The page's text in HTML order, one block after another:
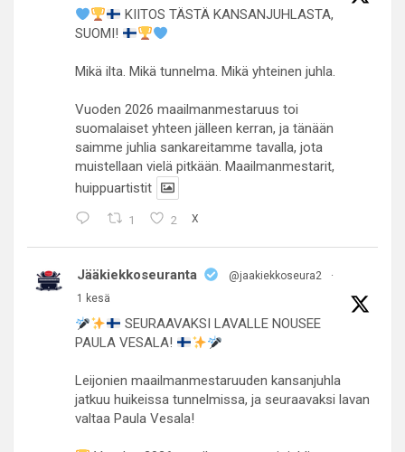
KIITOS TÄSTÄ KANSANJUHLASTA,
SUOMI!
Mikä ilta. Mikä tunnelma. Mikä yhteinen juhla.
Vuoden 2026 maailmanmestaruus toi
suomalaiset yhteen jälleen kerran, ja tänään
saimme juhlia sankareitamme tavalla, jota
muistellaan vielä pitkään. Maailmanmestarit,
huippuartistit
1 2 X
Jääkiekkoseuranta @jaakiekkoseura2
·
1 kesä
SEURAAVAKSI LAVALLE NOUSEE
PAULA VESALA!
Leijonien maailmanmestaruuden kansanjuhla
jatkuu huikeissa tunnelmissa, ja seuraavaksi lavan
valtaa Paula Vesala!